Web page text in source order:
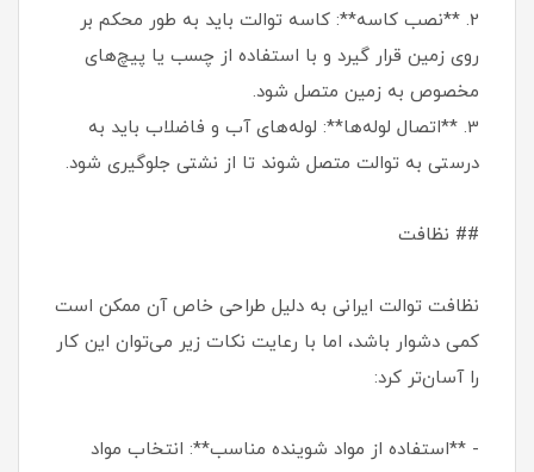
2. **نصب کاسه**: کاسه توالت باید به طور محکم بر
روی زمین قرار گیرد و با استفاده از چسب یا پیچ‌های
مخصوص به زمین متصل شود.
3. **اتصال لوله‌ها**: لوله‌های آب و فاضلاب باید به
درستی به توالت متصل شوند تا از نشتی جلوگیری شود.
## نظافت
نظافت توالت ایرانی به دلیل طراحی خاص آن ممکن است
کمی دشوار باشد، اما با رعایت نکات زیر می‌توان این کار
را آسان‌تر کرد:
- **استفاده از مواد شوینده مناسب**: انتخاب مواد